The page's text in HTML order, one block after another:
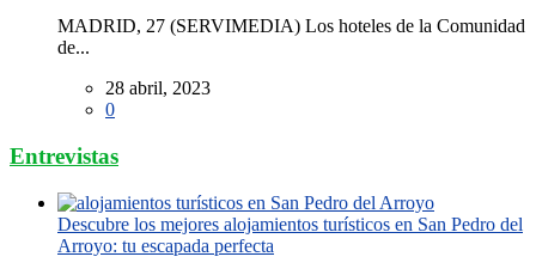
MADRID, 27 (SERVIMEDIA) Los hoteles de la Comunidad
de...
28 abril, 2023
0
Entrevistas
Descubre los mejores alojamientos turísticos en San Pedro del
Arroyo: tu escapada perfecta